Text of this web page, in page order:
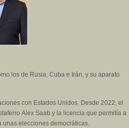
los de Rusia, Cuba e Irán, y su aparato
con Estados Unidos. Desde 2022, el
Alex Saab y la licencia que permitía a
unas elecciones democráticas.